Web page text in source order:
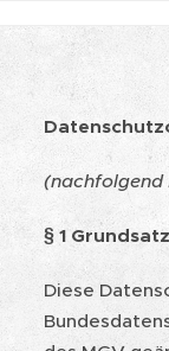
(nachfolgend
§ 1 Grundsatz
Diese